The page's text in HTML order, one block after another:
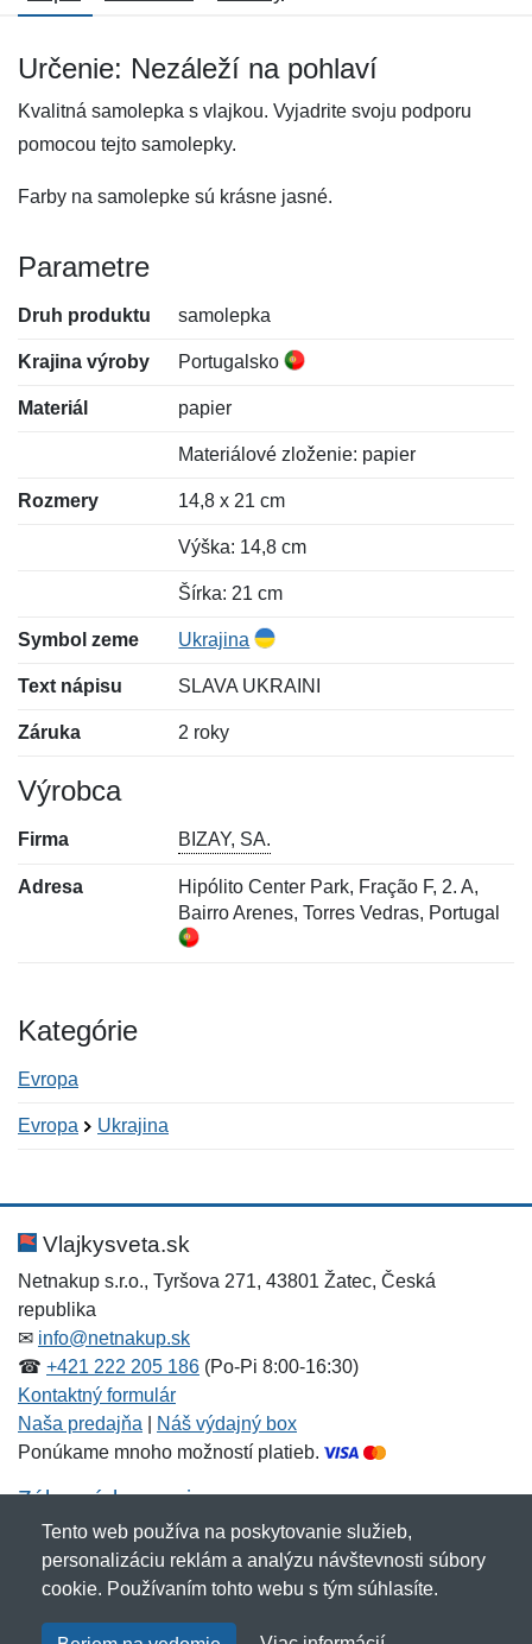
Určenie: Nezáleží na pohlaví
Kvalitná samolepka s vlajkou. Vyjadrite svoju podporu
pomocou tejto samolepky.
Farby na samolepke sú krásne jasné.
Parametre
Druh produktu samolepka
Krajina výroby Portugalsko
Materiál papier
Materiálové zloženie: papier
Rozmery 14,8 x 21 cm
Výška: 14,8 cm
Šírka: 21 cm
Symbol zeme Ukrajina
Text nápisu SLAVA UKRAINI
Záruka 2 roky
Výrobca
Firma BIZAY, SA.
Adresa
Hipólito Center Park, Fração F, 2. A,
Bairro Arenes, Torres Vedras, Portugal
Kategórie
Evropa
Evropa Ukrajina
Hodnotenie:
Meno:*
E-mail:
Správa*
Meno:
E-mail:*
Správa*
Vlajkysveta.sk
Netnakup s.r.o., Tyršova 271, 43801 Žatec, Česká
republika
✉ info@netnakup.sk
☎ +421 222 205 186 (Po-Pi 8:00-16:30)
Kontaktný formulár
Naša predajňa
Náš výdajný box
Ponúkame mnoho možností platieb.
Zákaznícky servis
Novinky emailom
Copyright © 2007-2026 (19 rokov s vami)Netnakup.sk
Tento web používa na poskytovanie služieb,
personalizáciu reklám a analýzu návštevnosti súbory
cookie. Používaním tohto webu s tým súhlasíte.